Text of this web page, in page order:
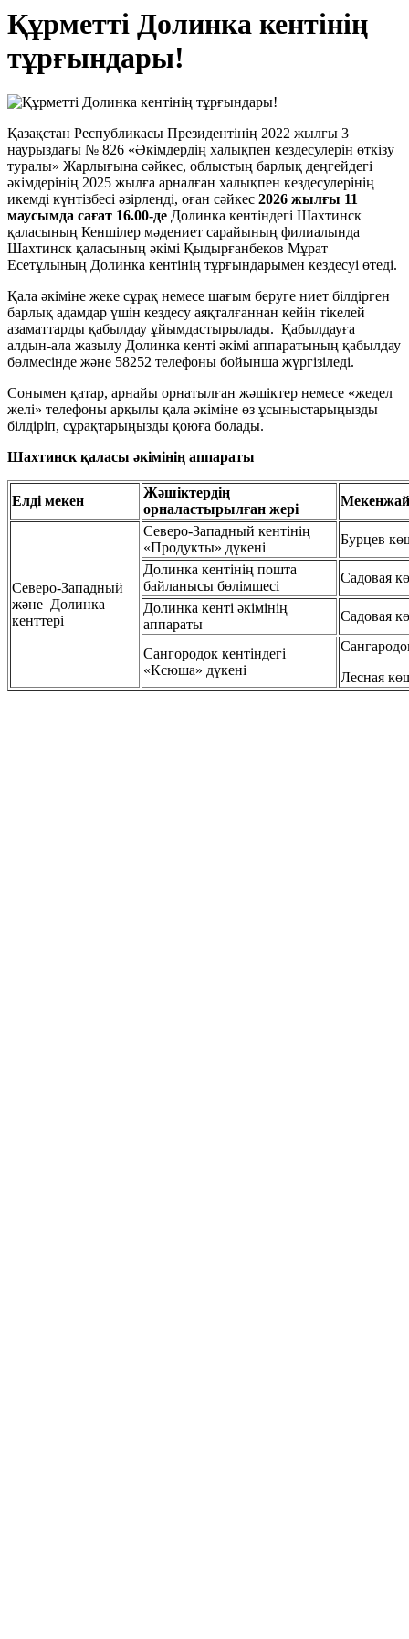
Құрметті Долинка кентінің
тұрғындары!
Қазақстан Республикасы Президентінің 2022 жылғы 3
наурыздағы № 826 «Әкімдердің халықпен кездесулерін өткізу
туралы» Жарлығына сәйкес, облыстың барлық деңгейдегі
әкімдерінің 2025 жылға арналған халықпен кездесулерінің
икемді күнтізбесі әзірленді, оған сәйкес 2026 жылғы 11
маусымда сағат 16.00-де Долинка кентіндегі Шахтинск
қаласының Кеншілер мәдениет сарайының филиалында
Шахтинск қаласының әкімі Қыдырғанбеков Мұрат
Есетұлының Долинка кентінің тұрғындарымен кездесуі өтеді.
Қала әкіміне жеке сұрақ немесе шағым беруге ниет білдірген
барлық адамдар үшін кездесу аяқталғаннан кейін тікелей
азаматтарды қабылдау ұйымдастырылады. Қабылдауға
алдын-ала жазылу Долинка кенті әкімі аппаратының қабылдау
бөлмесінде және 58252 телефоны бойынша жүргізіледі.
Сонымен қатар, арнайы орнатылған жәшіктер немесе «жедел
желі» телефоны арқылы қала әкіміне өз ұсыныстарыңызды
білдіріп, сұрақтарыңызды қоюға болады.
Шахтинск қаласы әкімінің аппараты
Елді мекен
Жәшіктердің
орналастырылған жері
Северо-Западный
және Долинка
кенттері
Северо-Западный кентінің
«Продукты» дүкені
Бурцев
Долинка кентінің пошта
байланысы бөлімшесі
Садовая
Долинка кенті әкімінің
аппараты
Садовая
Сангородок кентіндегі
«Ксюша» дүкені
Лесная